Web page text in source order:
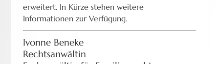
erweitert. In Kürze stehen weitere
Informationen zur Verfügung.
Ivonne Beneke
Rechtsanwältin